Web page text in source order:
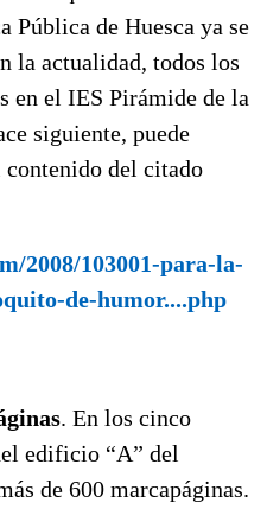
Pública de Huesca ya se
la actualidad, todos los
en el IES Pirámide de la
siguiente, puede
del citado
2008/103001-para-la-
de-humor....php
. En los cinco
edificio “A” del
de 600 marcapáginas.